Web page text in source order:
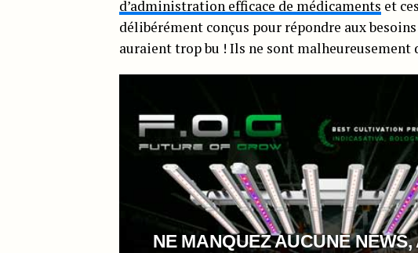
d’administration efficace de médicaments et
délibérément conçus pour répondre aux
auraient trop bu ! Ils ne sont malheureusement
NE MANQUEZ AUCUNE